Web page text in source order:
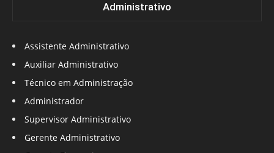
Administrativo
Assistente Administrativo
Auxiliar Administrativo
Técnico em Administração
Administrador
Supervisor Administrativo
Gerente Administrativo